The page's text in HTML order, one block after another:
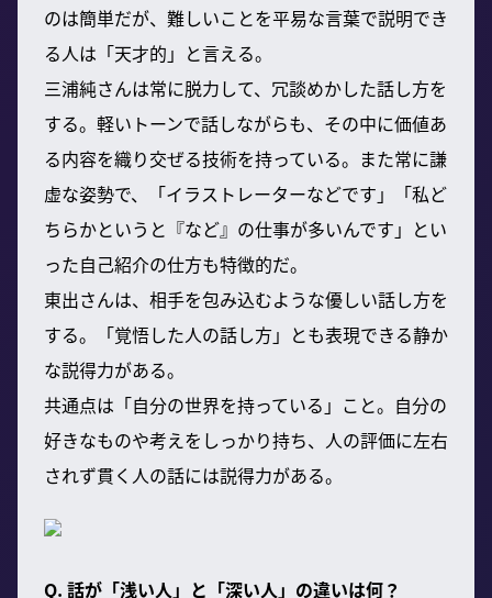
のは簡単だが、難しいことを平易な言葉で説明でき
る人は「天才的」と言える。
三浦純さんは常に脱力して、冗談めかした話し方を
する。軽いトーンで話しながらも、その中に価値あ
る内容を織り交ぜる技術を持っている。また常に謙
虚な姿勢で、「イラストレーターなどです」「私ど
ちらかというと『など』の仕事が多いんです」とい
った自己紹介の仕方も特徴的だ。
東出さんは、相手を包み込むような優しい話し方を
する。「覚悟した人の話し方」とも表現できる静か
な説得力がある。
共通点は「自分の世界を持っている」こと。自分の
好きなものや考えをしっかり持ち、人の評価に左右
されず貫く人の話には説得力がある。
Q. 話が「浅い人」と「深い人」の違いは何？